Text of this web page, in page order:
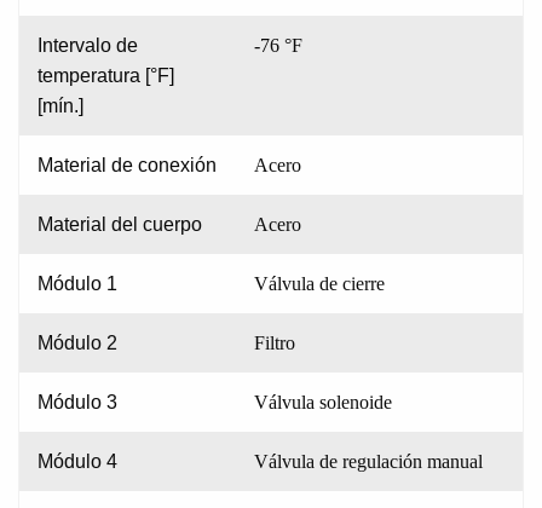
Intervalo de
temperatura [°F]
[mín.]
-76 °F
Material de conexión Acero
Material del cuerpo Acero
Módulo 1 Válvula de cierre
Módulo 2 Filtro
Módulo 3 Válvula solenoide
Módulo 4 Válvula de regulación manual